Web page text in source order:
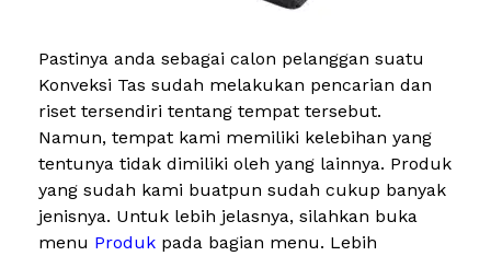
Pastinya anda sebagai calon pelanggan suatu
Konveksi Tas sudah melakukan pencarian dan
riset tersendiri tentang tempat tersebut.
Namun, tempat kami memiliki kelebihan yang
tentunya tidak dimiliki oleh yang lainnya. Produk
yang sudah kami buatpun sudah cukup banyak
jenisnya. Untuk lebih jelasnya, silahkan buka
menu Produk pada bagian menu. Lebih